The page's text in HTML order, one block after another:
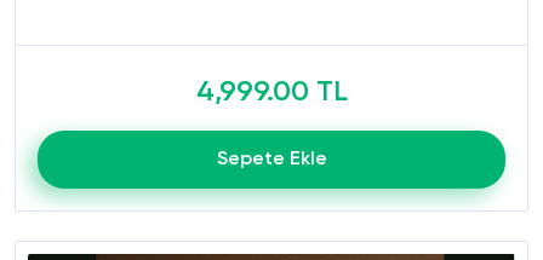
4,999.00 TL
Sepete Ekle